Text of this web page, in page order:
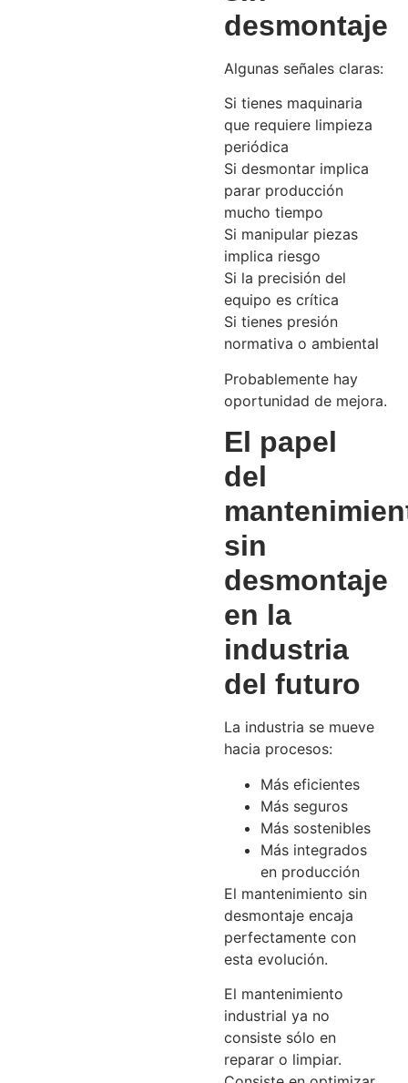
desmontaje
Algunas señales claras:
Si tienes maquinaria
que requiere limpieza
periódica
Si desmontar implica
parar producción
mucho tiempo
Si manipular piezas
implica riesgo
Si la precisión del
equipo es crítica
Si tienes presión
normativa o ambiental
Probablemente hay
oportunidad de mejora.
El papel
del
sin
desmontaje
en la
industria
del futuro
La industria se mueve
hacia procesos:
Más eficientes
Más seguros
Más sostenibles
Más integrados
en producción
El mantenimiento sin
desmontaje encaja
perfectamente con
esta evolución.
El mantenimiento
industrial ya no
consiste sólo en
reparar o limpiar.